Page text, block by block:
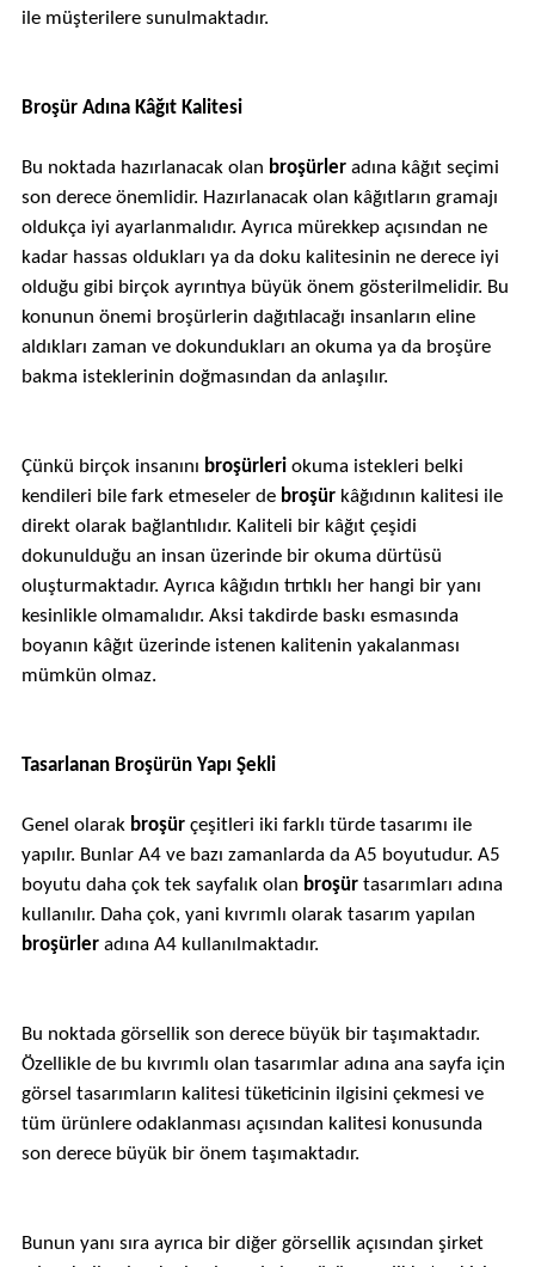
ile müşterilere sunulmaktadır.
Broşür Adına Kâğıt Kalitesi
Bu noktada hazırlanacak olan broşürler adına kâğıt seçimi
son derece önemlidir. Hazırlanacak olan kâğıtların gramajı
oldukça iyi ayarlanmalıdır. Ayrıca mürekkep açısından ne
kadar hassas oldukları ya da doku kalitesinin ne derece iyi
olduğu gibi birçok ayrıntıya büyük önem gösterilmelidir. Bu
konunun önemi broşürlerin dağıtılacağı insanların eline
aldıkları zaman ve dokundukları an okuma ya da broşüre
bakma isteklerinin doğmasından da anlaşılır.
Çünkü birçok insanını broşürleri okuma istekleri belki
kendileri bile fark etmeseler de broşürkâğıdının kalitesi ile
direkt olarak bağlantılıdır. Kaliteli bir kâğıt çeşidi
dokunulduğu an insan üzerinde bir okuma dürtüsü
oluşturmaktadır. Ayrıca kâğıdın tırtıklı her hangi bir yanı
kesinlikle olmamalıdır. Aksi takdirde baskı esmasında
boyanın kâğıt üzerinde istenen kalitenin yakalanması
mümkün olmaz.
Tasarlanan Broşürün Yapı Şekli
Genel olarak broşür çeşitleri iki farklı türde tasarımı ile
yapılır. Bunlar A4 ve bazı zamanlarda da A5 boyutudur. A5
boyutu daha çok tek sayfalık olan broşür tasarımları adına
kullanılır. Daha çok, yani kıvrımlı olarak tasarım yapılan
broşürler adına A4 kullanılmaktadır.
Bu noktada görsellik son derece büyük bir taşımaktadır.
Özellikle de bu kıvrımlı olan tasarımlar adına ana sayfa için
görsel tasarımların kalitesi tüketicinin ilgisini çekmesi ve
tüm ürünlere odaklanması açısından kalitesi konusunda
son derece büyük bir önem taşımaktadır.
Bunun yanı sıra ayrıca bir diğer görsellik açısından şirket